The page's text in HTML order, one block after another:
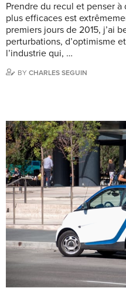
Prendre du recul et penser
plus efficaces est
premiers jours de 2015, j’ai
perturbations, d’optimisme
l’industrie qui, …
BY CHARLES SEGUIN